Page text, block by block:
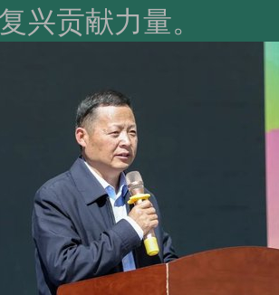
兴贡献力量。